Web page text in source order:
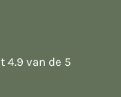
4.9 van de 5